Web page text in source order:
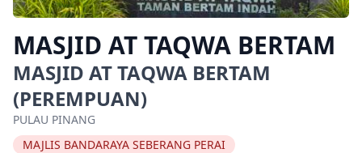
MASJID AT TAQWA BERTAM
MASJID AT TAQWA BERTAM
(PEREMPUAN)
PULAU PINANG
MAJLIS BANDARAYA SEBERANG PERAI